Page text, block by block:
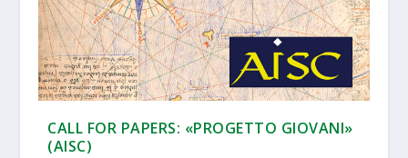
CALL FOR PAPERS: «PROGETTO GIOVANI»
(AISC)